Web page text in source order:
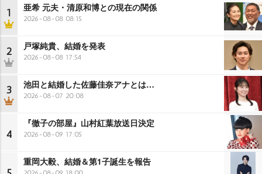
1 亜希 元夫・清原和博との現在の関係
2026-08-08 08:15
2 戸塚純貴、結婚を発表
2026-08-08 17:54
3 池田と結婚した佐藤佳奈アナとは…
2026-08-07 20:08
4
『徹子の部屋』山村紅葉放送日決定
2026-08-09 17:05
重岡大毅、結婚＆第1子誕生を報告